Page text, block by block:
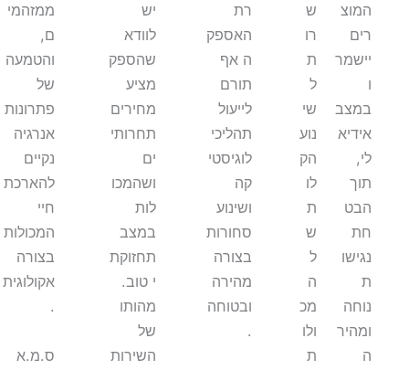
המוצ
רים
יישמר
ו
במצב
אידיא
לי,
תוך
הבט
חת
נגישו
ת
נוחה
ומהיר
ה
ש
רו
ת
ל
שי
נוע
הק
לו
ת
ש
ל
ה
מכ
ולו
ת
רת
האספק
ה אף
תורם
לייעול
תהליכי
לוגיסטי
קה
ושינוע
סחורות
בצורה
מהירה
ובטוחה
.
יש
לוודא
שהספק
מציע
מחירים
תחרותי
ים
ושהמכו
לות
במצב
תחזוקת
י טוב.
מהותו
של
השירות
ממזהמי
ם,
והטמעה
של
פתרונות
אנרגיה
נקיים
להארכת
חיי
המכולות
בצורה
אקולוגית
.
ס.מ.א